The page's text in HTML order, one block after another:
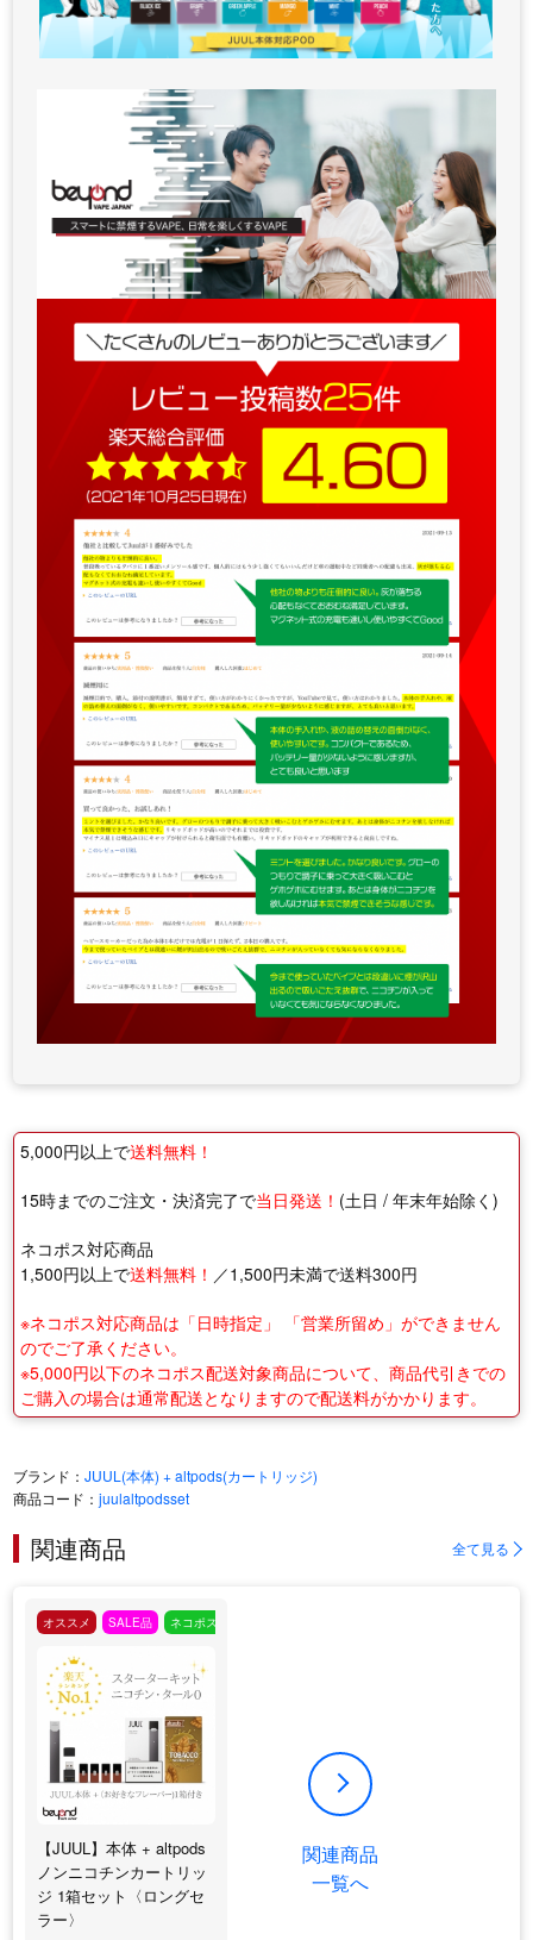
5,000円以上で送料無料！
15時までのご注文・決済完了で当日発送！ (土日 / 年末年始除く)
ネコポス対応商品
1,500円以上で送料無料！ ／1,500円未満で送料300円
※ネコポス対応商品は「日時指定」 「営業所留め」ができません
のでご了承ください。
※5,000円以下のネコポス配送対象商品について、商品代引きでの
ご購入の場合は通常配送となりますので配送料がかかります。
ブランド：JUUL(本体) + altpods(カートリッジ)
商品コード：juulaltpodsset
関連商品 全て見る
オススメ SALE品 ネコポス対応
【JUUL】本体 + altpods
ノンニコチンカートリッ
ジ 1箱セット〈ロングセ
ラー〉
関連商品
一覧へ